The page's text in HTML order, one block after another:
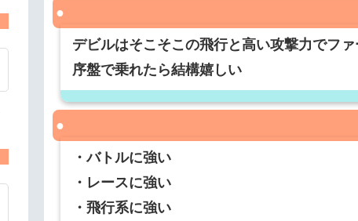
デビルはそこそこの飛行と高い攻撃力でフ
序盤で乗れたら結構嬉しい
・バトルに強い
・レースに強い
・飛行系に強い